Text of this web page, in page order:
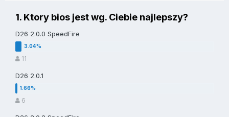
1. Ktory bios jest wg. Ciebie najlepszy?
D26 2.0.0 SpeedFire
11
D26 2.0.1
6